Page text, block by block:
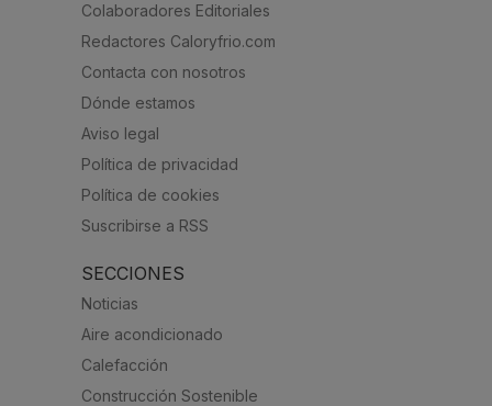
Colaboradores Editoriales
Redactores Caloryfrio.com
Contacta con nosotros
Dónde estamos
Aviso legal
Política de privacidad
Política de cookies
Suscribirse a RSS
SECCIONES
Noticias
Aire acondicionado
Calefacción
Construcción Sostenible